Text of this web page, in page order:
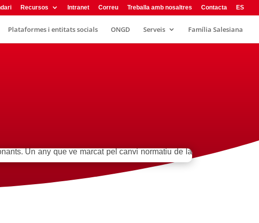
Recursos Intranet Correu Treballa amb nosaltres Contacta ES
Plataformes i entitats socials ONGD Serveis Família Salesiana
Un any que ve marcat pel canvi normatiu de la